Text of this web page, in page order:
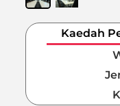
Kaedah